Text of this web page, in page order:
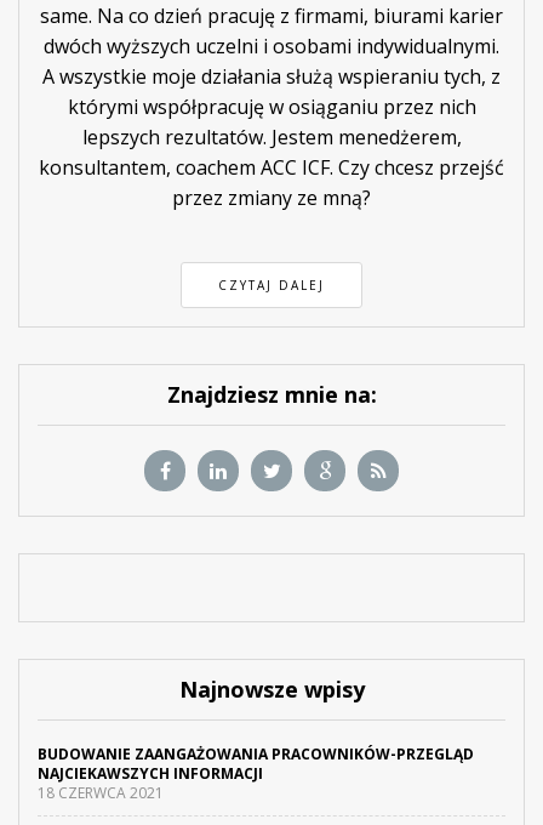
same. Na co dzień pracuję z firmami, biurami karier
dwóch wyższych uczelni i osobami indywidualnymi.
A wszystkie moje działania służą wspieraniu tych, z
którymi współpracuję w osiąganiu przez nich
lepszych rezultatów. Jestem menedżerem,
konsultantem, coachem ACC ICF. Czy chcesz przejść
przez zmiany ze mną?
CZYTAJ DALEJ
Znajdziesz mnie na:
Najnowsze wpisy
BUDOWANIE ZAANGAŻOWANIA PRACOWNIKÓW-PRZEGLĄD
NAJCIEKAWSZYCH INFORMACJI
18 CZERWCA 2021